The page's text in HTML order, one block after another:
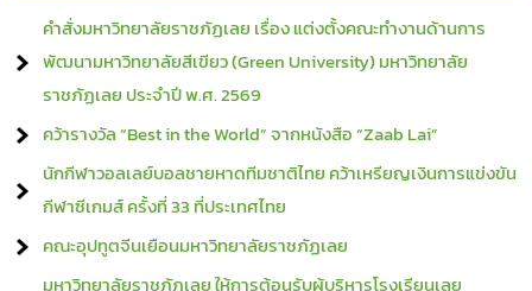
คำสั่งมหาวิทยาลัยราชภัฏเลย เรื่อง แต่งตั้งคณะทำงานด้านการ
พัฒนามหาวิทยาลัยสีเขียว (Green University) มหาวิทยาลัย
ราชภัฏเลย ประจำปี พ.ศ. 2569
คว้ารางวัล “Best in the World” จากหนังสือ “Zaab Lai”
นักกีฬาวอลเลย์บอลชายหาดทีมชาติไทย คว้าเหรียญเงินการแข่งขัน
กีฬาซีเกมส์ ครั้งที่ 33 ที่ประเทศไทย
คณะอุปทูตจีนเยือนมหาวิทยาลัยราชภัฏเลย
มหาวิทยาลัยราชภัฏเลย ให้การต้อนรับผู้บริหารโรงเรียนเลย